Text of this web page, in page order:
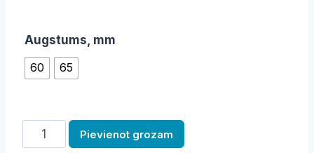
Augstums, mm
60
65
Cepšanas
panna
Pievienot grozam